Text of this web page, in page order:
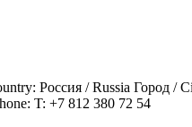
Россия / Russia Город
T: +7 812 380 72 54